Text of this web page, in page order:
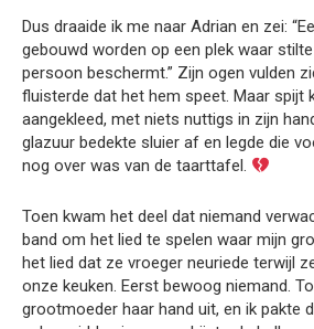
Dus draaide ik me naar Adrian en zei:
gebouwd worden op een plek waar
persoon beschermt.” Zijn ogen vulden
fluisterde dat het hem speet. Maar spijt
aangekleed, met niets nuttigs in zijn
glazuur bedekte sluier af en legde die
nog over was van de taarttafel.
Toen kwam het deel dat niemand
band om het lied te spelen waar mijn
het lied dat ze vroeger neuriede terwijl
onze keuken. Eerst bewoog niemand.
grootmoeder haar hand uit, en ik pakte